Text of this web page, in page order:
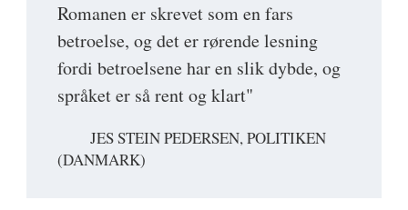
Romanen er skrevet som en fars
betroelse, og det er rørende lesning
fordi betroelsene har en slik dybde, og
språket er så rent og klart"
JES STEIN PEDERSEN, POLITIKEN
(DANMARK)